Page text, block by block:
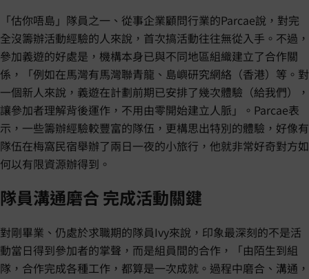
「估你唔島」隊員之一、從事企業顧問行業的Parcae說，對完
全沒籌辦活動經驗的人來說，首次搞活動往往無從入手。不過，
參加義遊的好處是，機構本身已與不同地區組織建立了合作關
係，「例如在馬灣有馬灣聯青龍、島嶼研究網絡（香港）等。對
一個新人來說，義遊在計劃前期已安排了幾次體驗（給我們），
讓參加者理解背後運作，不用由零開始建立人脈」。Parcae表
示，一些籌辦經驗較豐富的隊伍，更構思出特別的體驗，好像有
隊伍在梅窩民宿舉辦了兩日一夜的小旅行，他就非常好奇對方如
何以有限資源辦得到。
隊員溝通磨合 完成活動關鍵
對剛畢業、仍處於求職期的隊員Ivy來說，印象最深刻的不是活
動當日得到參加者的掌聲，而是組員間的合作，「由陌生到組
隊，合作完成各種工作，都算是一次成就。過程中磨合、溝通，